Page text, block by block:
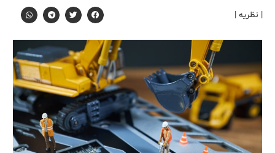
| نظریه |